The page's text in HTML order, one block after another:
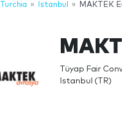
Turchia Istanbul MAKTEK
Tüyap Fair
Istanbul (TR)